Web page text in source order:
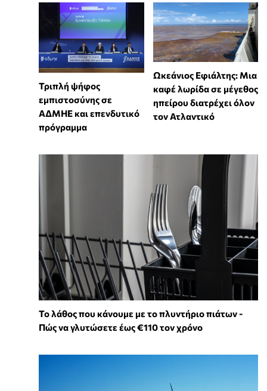
Τριπλή ψήφος
εμπιστοσύνης σε
ΑΔΜΗΕ και επενδυτικό
πρόγραμμα
Ωκεάνιος Εφιάλτης: Μια
καφέ λωρίδα σε μέγεθος
ηπείρου διατρέχει όλον
τον Ατλαντικό
Το λάθος που κάνουμε με το πλυντήριο πιάτων -
Πώς να γλυτώσετε έως €110 τον χρόνο